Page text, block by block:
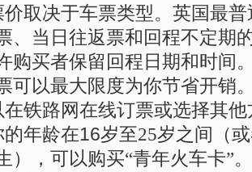
取决于车票类型。英国最普
、当日往返票和回程不定期
购买者保留回程日期和时间
可以最大限度为你节省开销
铁路网在线订票或选择其他
年龄在16岁至25岁之间（
），可以购买“青年火车卡”